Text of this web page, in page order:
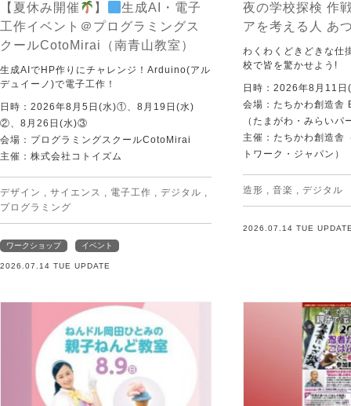
【夏休み開催 】
生成AI・電子
工作イベント＠プログラミングス
クールCotoMirai（南青山教室）
生成AIでHP作りにチャレンジ！Arduino(アル
デュイーノ)で電子工作！
日時：2026年8月5日(水)①、8月19日(水)
②、8月26日(水)③
会場：プログラミングスクールCotoMirai
主催：株式会社コトイズム
デザイン , サイエンス , 電子工作 , デジタル ,
プログラミング
ワークショップ イベント
2026.07.14 TUE UPDATE
夜の学校探検 作
アを考える人 あ
わくわくどきどきな仕
校で皆を驚かせよう!
日時：2026年8月11日
会場：たちかわ創造舎
（たまがわ・みらいパ
主催：たちかわ創造舎
トワーク・ジャパン）
造形 , 音楽 , デジタル
2026.07.14 TUE